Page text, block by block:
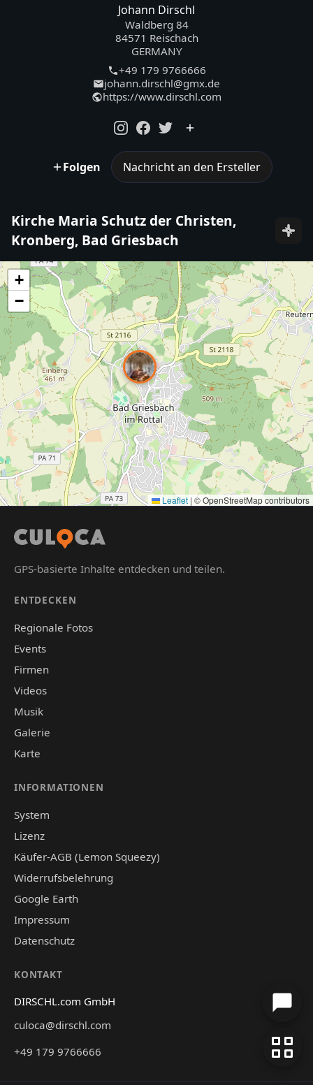
Johann Dirschl
Waldberg 84
84571 Reischach
GERMANY
+49 179 9766666
johann.dirschl@gmx.de
https://www.dirschl.com
Folgen Nachricht an den Ersteller
Kirche Maria Schutz der Christen,
Kronberg, Bad Griesbach
+
−
Leaflet | © OpenStreetMap contributors
GPS-basierte Inhalte entdecken und teilen.
ENTDECKEN
Regionale Fotos
Events
Firmen
Videos
Musik
Galerie
Karte
INFORMATIONEN
System
Lizenz
Käufer-AGB (Lemon Squeezy)
Widerrufsbelehrung
Google Earth
Impressum
Datenschutz
KONTAKT
DIRSCHL.com GmbH
culoca@dirschl.com
+49 179 9766666